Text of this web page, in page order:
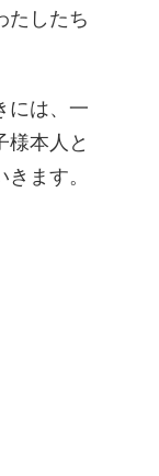
たしたち
には、一
様本人と
ます。